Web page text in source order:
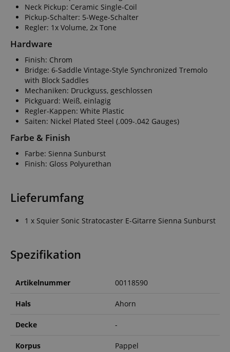
Neck Pickup: Ceramic Single-Coil
Pickup-Schalter: 5-Wege-Schalter
Regler: 1x Volume, 2x Tone
Hardware
Finish: Chrom
Bridge: 6-Saddle Vintage-Style Synchronized Tremolo
with Block Saddles
Mechaniken: Druckguss, geschlossen
Pickguard: Weiß, einlagig
Regler-Kappen: White Plastic
Saiten: Nickel Plated Steel (.009-.042 Gauges)
Farbe & Finish
Farbe: Sienna Sunburst
Finish: Gloss Polyurethan
Lieferumfang
1 x Squier Sonic Stratocaster E-Gitarre Sienna Sunburst
Spezifikation
Artikelnummer 00118590
Hals Ahorn
Decke -
Korpus Pappel